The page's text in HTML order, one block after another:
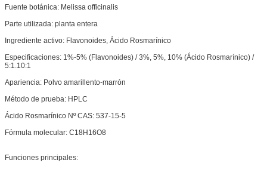
Fuente botánica: Melissa officinalis
Parte utilizada: planta entera
Ingrediente activo: Flavonoides, Ácido Rosmarínico
Especificaciones: 1%-5% (Flavonoides) / 3%, 5%, 10% (Ácido Rosmarínico) /
5:1.10:1
Apariencia: Polvo amarillento-marrón
Método de prueba: HPLC
Ácido Rosmarínico Nº CAS: 537-15-5
Fórmula molecular: C18H16O8
Funciones principales: